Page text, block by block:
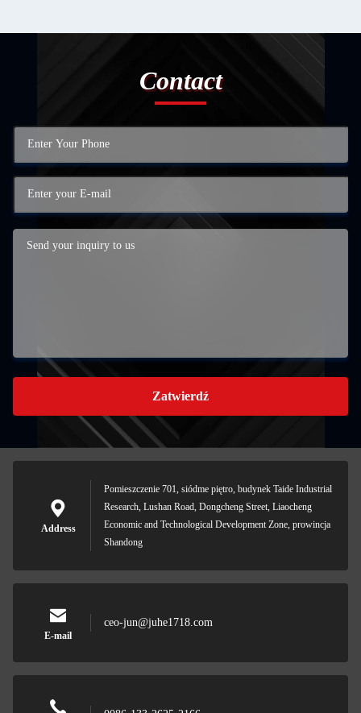
Contact
Zatwierdź
Address
Pomieszczenie 701, siódme piętro, budynek Taide Industrial
Research, Lushan Road, Dongcheng Street, Liaocheng
Economic and Technological Development Zone, prowincja
Shandong
E-mail
ceo-jun@juhe1718.com